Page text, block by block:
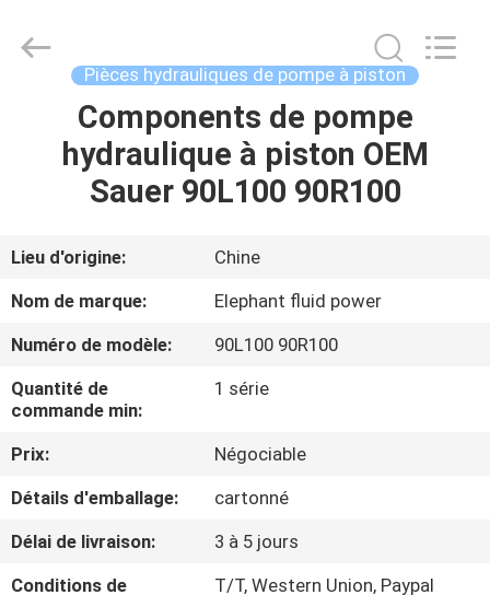
MAISON
PRODUITS
AU
SUJET
DE
VISITE
CONTRÔLE
DE
Elephant
Fluid
Pièces hydrauliques de pompe à piston
Components de pompe
hydraulique à piston OEM
Sauer 90L100 90R100
Lieu d'origine:
Chine
Nom de marque:
Elephant fluid power
Numéro de modèle:
90L100 90R100
Quantité de
commande min:
1 série
Prix:
Négociable
Détails d'emballage:
cartonné
Délai de livraison:
3 à 5 jours
Conditions de
T/T, Western Union, Paypal